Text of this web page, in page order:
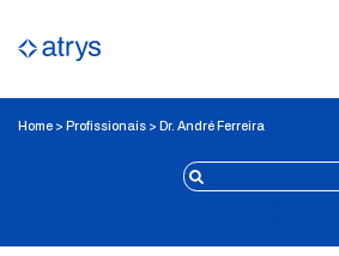
Home > Profissionais > Dr. André Ferreira